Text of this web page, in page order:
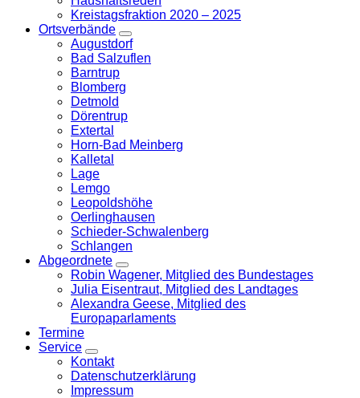
Kreistagsfraktion 2020 – 2025
Ortsverbände
Zeige
Untermenü
Augustdorf
Bad Salzuflen
Barntrup
Blomberg
Detmold
Dörentrup
Extertal
Horn-Bad Meinberg
Kalletal
Lage
Lemgo
Leopoldshöhe
Oerlinghausen
Schieder-Schwalenberg
Schlangen
Abgeordnete
Zeige
Untermenü
Robin Wagener, Mitglied des Bundestages
Julia Eisentraut, Mitglied des Landtages
Alexandra Geese, Mitglied des
Europaparlaments
Termine
Service
Zeige
Untermenü
Kontakt
Datenschutzerklärung
Impressum